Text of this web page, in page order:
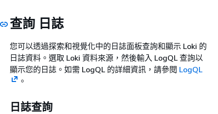
查詢 日誌
您可以透過探索和視覺化中的日誌面板查詢和顯示 Loki 的
日誌資料。選取 Loki 資料來源，然後輸入 LogQL 查詢以
顯示您的日誌。如需 LogQL 的詳細資訊，請參閱 LogQL
。
日誌查詢